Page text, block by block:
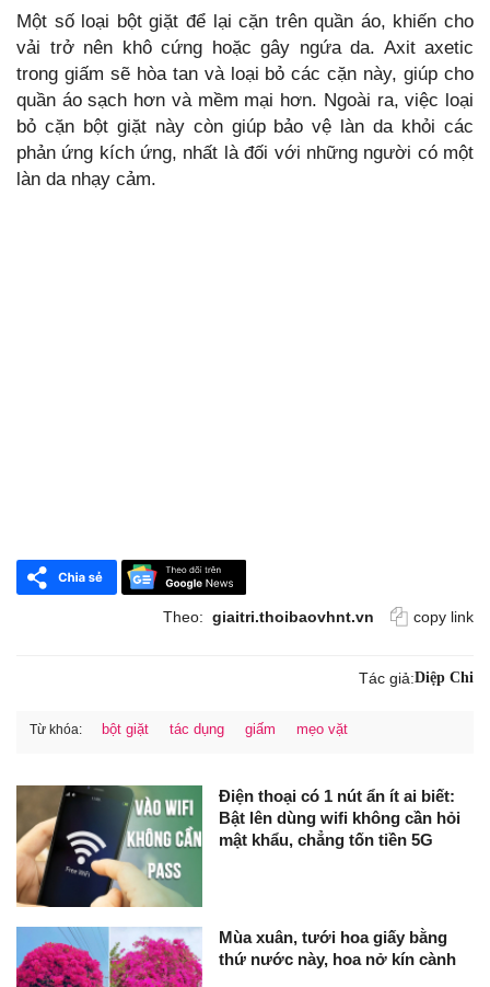
Một số loại bột giặt để lại cặn trên quần áo, khiến cho
vải trở nên khô cứng hoặc gây ngứa da. Axit axetic
trong giấm sẽ hòa tan và loại bỏ các cặn này, giúp cho
quần áo sạch hơn và mềm mại hơn. Ngoài ra, việc loại
bỏ cặn bột giặt này còn giúp bảo vệ làn da khỏi các
phản ứng kích ứng, nhất là đối với những người có một
làn da nhạy cảm.
Theo: giaitri.thoibaovhnt.vn copy link
Tác giả:Diệp Chi
Từ khóa: bột giặt tác dụng giấm mẹo vặt
Điện thoại có 1 nút ẩn ít ai biết:
Bật lên dùng wifi không cần hỏi
mật khẩu, chẳng tốn tiền 5G
Mùa xuân, tưới hoa giấy bằng
thứ nước này, hoa nở kín cành